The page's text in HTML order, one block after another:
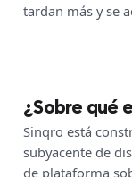
tardan más y se
¿Sobre qué
Sinqro está
subyacente de
de plataforma